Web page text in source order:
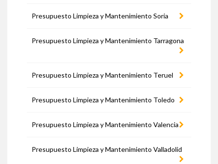
Presupuesto Limpieza y Mantenimiento Soria
Presupuesto Limpieza y Mantenimiento Tarragona
Presupuesto Limpieza y Mantenimiento Teruel
Presupuesto Limpieza y Mantenimiento Toledo
Presupuesto Limpieza y Mantenimiento Valencia
Presupuesto Limpieza y Mantenimiento Valladolid